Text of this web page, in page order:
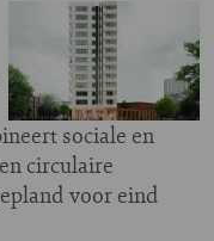
sociale en
circulaire
voor eind